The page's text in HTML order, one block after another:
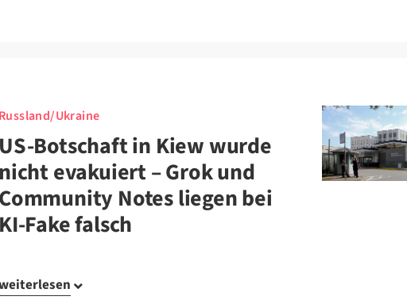
Russland/Ukraine
US-Botschaft in Kiew wurde
nicht evakuiert – Grok und
Community Notes liegen bei
KI-Fake falsch